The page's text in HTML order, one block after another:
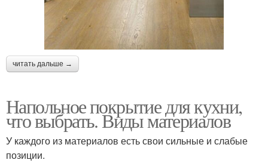
читать дальше →
Напольное покрытие для кухни,
что выбрать. Виды материалов
У каждого из материалов есть свои сильные и слабые
позиции.